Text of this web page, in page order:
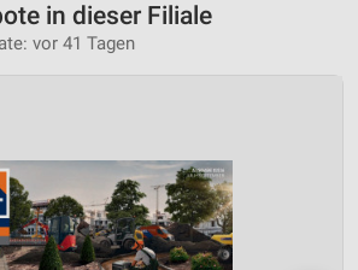
in dieser Filiale
vor 41 Tagen